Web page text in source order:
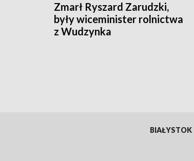
Zmarł Ryszard Zarudzki,
były wiceminister rolnictwa
z Wudzynka
BIAŁYSTOK